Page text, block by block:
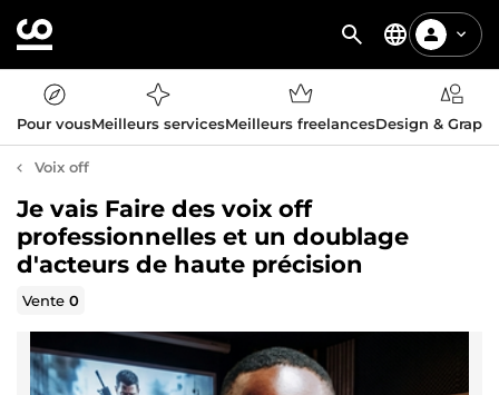
Pour vousMeilleurs servicesMeilleurs freelancesDesign &
Voix off
Je vais Faire des voix off
professionnelles et un doublage
d'acteurs de haute précision
Vente0